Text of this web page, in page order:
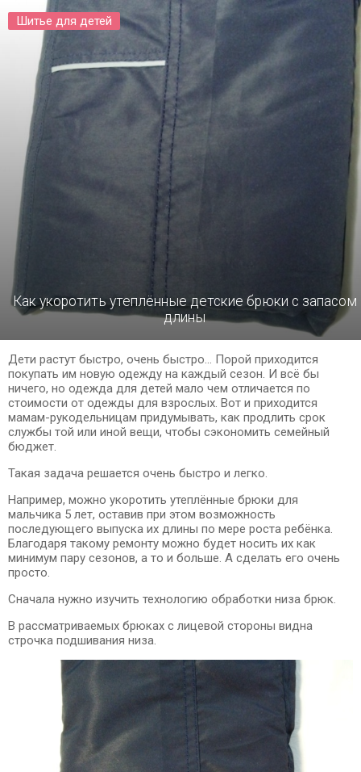
Шитье для детей
Как укоротить утеплённые детские брюки с запасом
длины
Дети растут быстро, очень быстро… Порой приходится
покупать им новую одежду на каждый сезон. И всё бы
ничего, но одежда для детей мало чем отличается по
стоимости от одежды для взрослых. Вот и приходится
мамам-рукодельницам придумывать, как продлить срок
службы той или иной вещи, чтобы сэкономить семейный
бюджет.
Такая задача решается очень быстро и легко.
Например, можно укоротить утеплённые брюки для
мальчика 5 лет, оставив при этом возможность
последующего выпуска их длины по мере роста ребёнка.
Благодаря такому ремонту можно будет носить их как
минимум пару сезонов, а то и больше. А сделать его очень
просто.
Сначала нужно изучить технологию обработки низа брюк.
В рассматриваемых брюках с лицевой стороны видна
строчка подшивания низа.